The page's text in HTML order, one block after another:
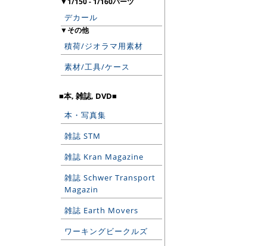
デカール
▼その他
積荷/ジオラマ用素材
素材/工具/ケース
■本, 雑誌, DVD■
本・写真集
雑誌 STM
雑誌 Kran Magazine
雑誌 Schwer Transport
Magazin
雑誌 Earth Movers
ワーキングビークルズ